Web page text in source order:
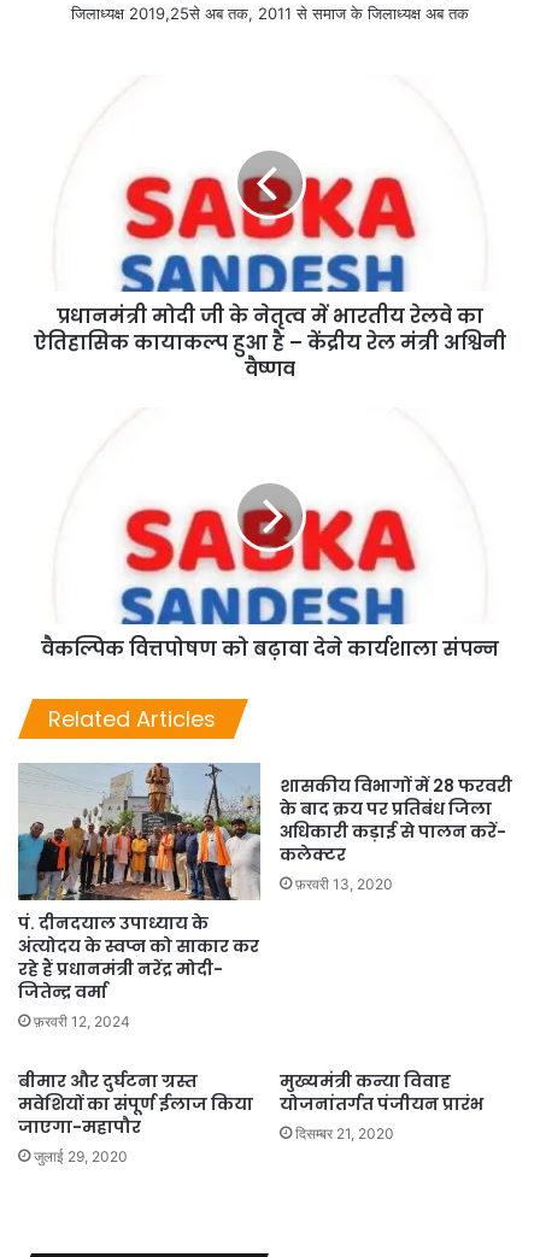
जिलाध्यक्ष 2019,25से अब तक, 2011 से समाज के जिलाध्यक्ष अब तक
प्रधानमंत्री मोदी जी के नेतृत्व में भारतीय रेलवे का
ऐतिहासिक कायाकल्प हुआ है – केंद्रीय रेल मंत्री अश्विनी
वैष्णव
वैकल्पिक वित्तपोषण को बढ़ावा देने कार्यशाला संपन्न
Related Articles
पं. दीनदयाल उपाध्याय के
अंत्योदय के स्वप्न को साकार कर
रहे हैं प्रधानमंत्री नरेंद्र मोदी-
जितेन्द्र वर्मा
फ़रवरी 12, 2024
शासकीय विभागों में 28 फरवरी
के बाद क्रय पर प्रतिबंध जिला
अधिकारी कड़ाई से पालन करें-
कलेक्टर
फ़रवरी 13, 2020
बीमार और दुर्घटना ग्रस्त
मवेशियों का संपूर्ण ईलाज किया
जाएगा-महापौर
जुलाई 29, 2020
मुख्यमंत्री कन्या विवाह
योजनांतर्गत पंजीयन प्रारंभ
दिसम्बर 21, 2020